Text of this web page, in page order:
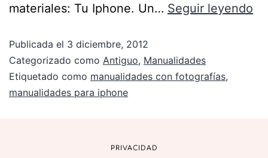
materiales: Tu Iphone. Un… Seguir leyendo
Publicada el 3 diciembre, 2012
Categorizado como Antiguo, Manualidades
Etiquetado como manualidades con fotografías,
manualidades para iphone
PRIVACIDAD